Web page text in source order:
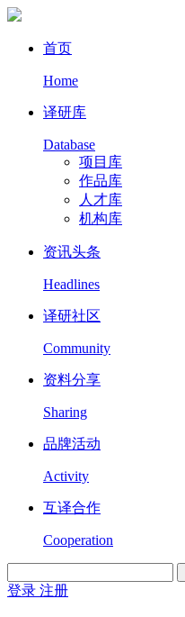
首页
Home
译研库
Database
项目库
作品库
人才库
机构库
资讯头条
Headlines
译研社区
Community
资料分享
Sharing
品牌活动
Activity
互译合作
Cooperation
登录 注册